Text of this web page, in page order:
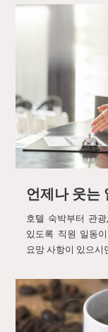
언제나 웃는
호텔 숙박부터 관
있도록 직원 일동
요망 사항이 있으시